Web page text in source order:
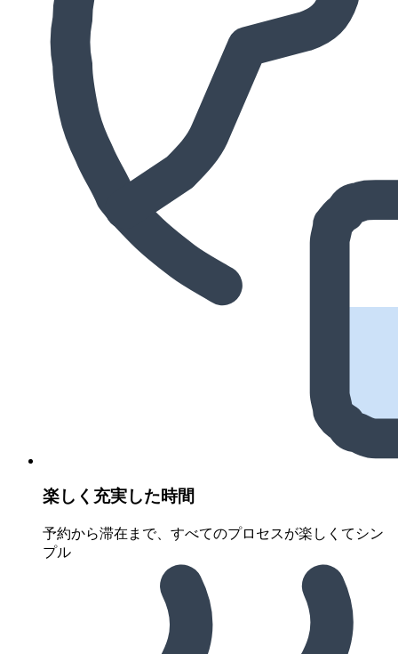
楽しく充実した時間
予約から滞在まで、すべてのプロセスが楽しくてシン
プル